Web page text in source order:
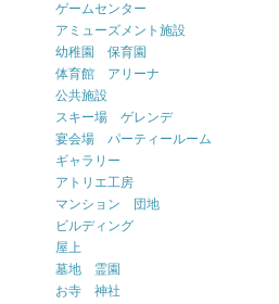
ゲームセンター
アミューズメント施設
幼稚園 保育園
体育館 アリーナ
公共施設
スキー場 ゲレンデ
宴会場 パーティールーム
ギャラリー
アトリエ工房
マンション 団地
ビルディング
屋上
墓地 霊園
お寺 神社